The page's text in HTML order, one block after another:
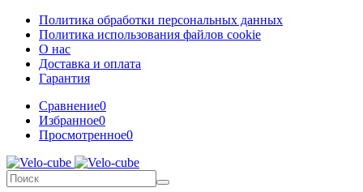
Политика обработки персональных данных
Политика использования файлов cookie
О нас
Доставка и оплата
Гарантия
Сравнение0
Избранное0
Просмотренное0